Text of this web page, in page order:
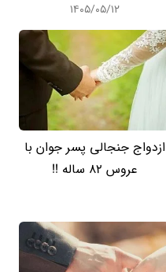
۱۴۰۵/۰۵/۱۲
ازدواج جنجالی پسر جوان با
عروس 82 ساله !!